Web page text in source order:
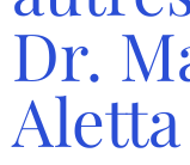
Dr.